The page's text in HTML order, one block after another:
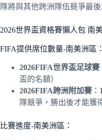
隊將與其他跨洲隊伍競爭最
2026世界盃資格賽懶人包 南
FIFA提供席位數量-南美洲區：
2026FIFA世界盃足球賽
盃的名額）
2026FIFA跨洲附加賽 ：
隊競爭，勝出後才能獲
比賽進度-南美洲區：